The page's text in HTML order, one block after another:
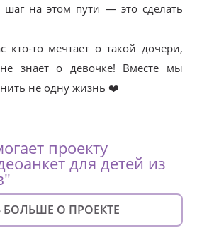
на этом пути — это сделать
кто-то мечтает о такой дочери,
знает о девочке! Вместе мы
не одну жизнь ❤️
проекту
для детей из
БОЛЬШЕ О ПРОЕКТЕ